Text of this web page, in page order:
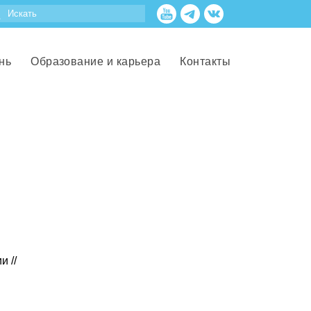
Образование и карьера Контакты
//